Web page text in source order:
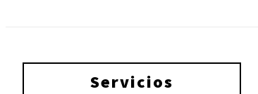
Servicios